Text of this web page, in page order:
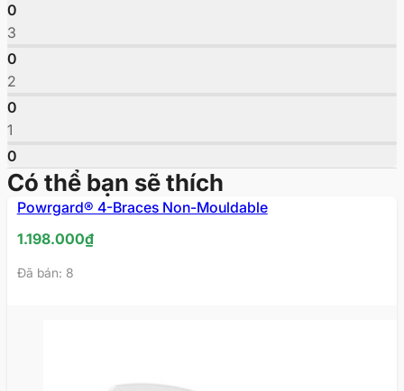
0
3
0
2
0
1
0
Có thể bạn sẽ thích
Powrgard® 4-Braces Non-Mouldable
1.198.000₫
Đã bán: 8